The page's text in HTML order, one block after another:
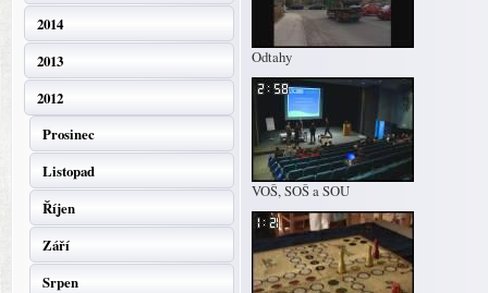
2014
2013
2012
Prosinec
Listopad
Říjen
Září
Srpen
Odtahy
VOŠ, SOŠ a SOU